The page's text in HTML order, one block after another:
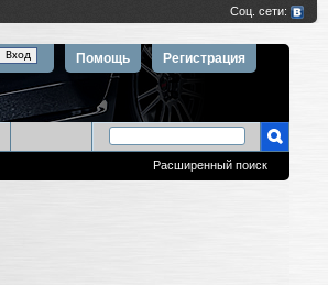
Регистрация
Помощь
Расширенный поиск